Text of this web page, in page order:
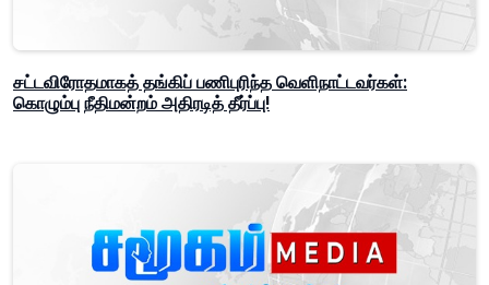
சட்டவிரோதமாகத் தங்கிப் பணிபுரிந்த வெளிநாட்டவர்கள்:
கொழும்பு நீதிமன்றம் அதிரடித் தீர்ப்பு!